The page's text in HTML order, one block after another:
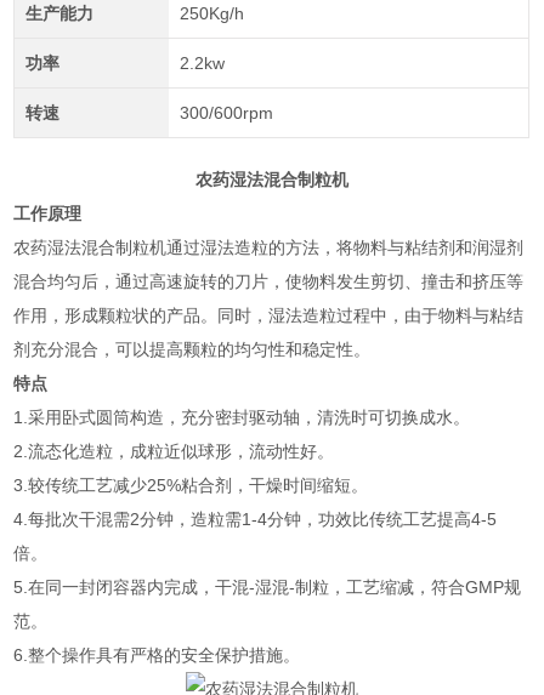
生产能力 250Kg/h
功率 2.2kw
转速 300/600rpm
农药湿法混合制粒机
工作原理
农药湿法混合制粒机通过湿法造粒的方法，将物料与粘结剂和润湿剂
混合均匀后，通过高速旋转的刀片，使物料发生剪切、撞击和挤压等
作用，形成颗粒状的产品。同时，湿法造粒过程中，由于物料与粘结
剂充分混合，可以提高颗粒的均匀性和稳定性。
特点
1.采用卧式圆筒构造，充分密封驱动轴，清洗时可切换成水。
2.流态化造粒，成粒近似球形，流动性好。
3.较传统工艺减少25%粘合剂，干燥时间缩短。
4.每批次干混需2分钟，造粒需1-4分钟，功效比传统工艺提高4-5
倍。
5.在同一封闭容器内完成，干混-湿混-制粒，工艺缩减，符合GMP规
范。
6.整个操作具有严格的安全保护措施。